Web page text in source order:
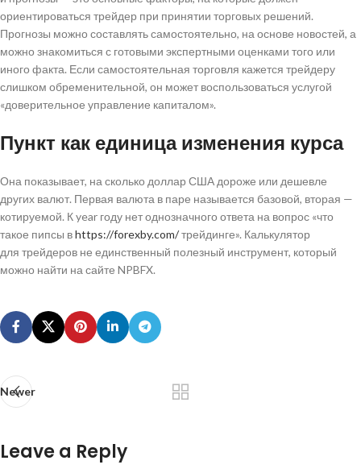
ориентироваться трейдер при принятии торговых решений.
Прогнозы можно составлять самостоятельно, на основе новостей, а
можно знакомиться с готовыми экспертными оценками того или
иного факта. Если самостоятельная торговля кажется трейдеру
слишком обременительной, он может воспользоваться услугой
«доверительное управление капиталом».
Пункт как единица изменения курса
Она показывает, на сколько доллар США дороже или дешевле
других валют. Первая валюта в паре называется базовой, вторая —
котируемой. К year году нет однозначного ответа на вопрос «что
такое пипсы вhttps://forexby.com/трейдинге». Калькулятор
для трейдеров не единственный полезный инструмент, который
можно найти на сайте NPBFX.
Newer
Leave a Reply